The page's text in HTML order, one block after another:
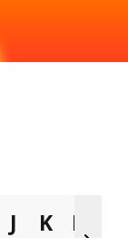
J K
L